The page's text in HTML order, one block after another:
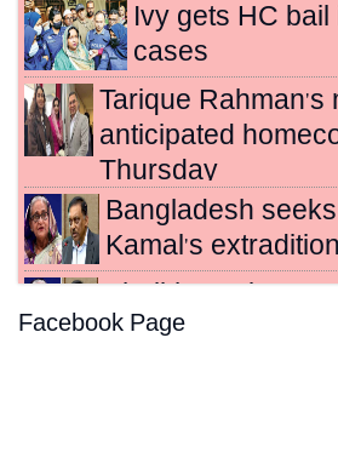
Ivy gets HC
cases
Tarique Rahman's
anticipated
Thursday
Bangladesh
Kamal's
to death for
Facebook Page